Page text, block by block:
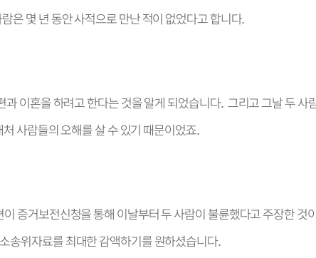
은 몇 년 동안 사적으로 만난 적이 없었다고 합니다.
과 이혼을 하려고 한다는 것을 알게 되었습니다. 그리고 그날 두 사
사람들의 오해를 살 수 있기 때문이었죠.
이 증거보전신청을 통해 이날부터 두 사람이 불륜했다고 주장한 것
송위자료를 최대한 감액하기를 원하셨습니다.